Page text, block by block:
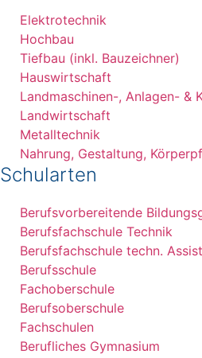
Elektrotechnik
Hochbau
Tiefbau (inkl. Bauzeichner)
Hauswirtschaft
Landmaschinen-, Anlagen- &
Landwirtschaft
Metalltechnik
Nahrung, Gestaltung,
Schularten
Berufsvorbereitende
Berufsfachschule Technik
Berufsfachschule techn.
Berufsschule
Fachoberschule
Berufsoberschule
Fachschulen
Berufliches Gymnasium